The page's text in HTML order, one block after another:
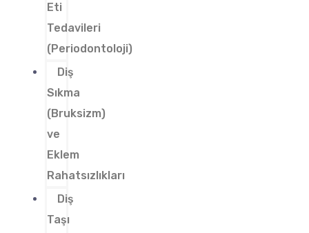
Eti
Tedavileri
(Periodontoloji)
Diş
Sıkma
(Bruksizm)
ve
Eklem
Rahatsızlıkları
Diş
Taşı